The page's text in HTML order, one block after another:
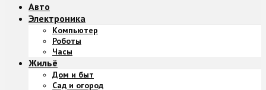
Авто
Электроника
Компьютер
Роботы
Часы
Жильё
Дом и быт
Сад и огород